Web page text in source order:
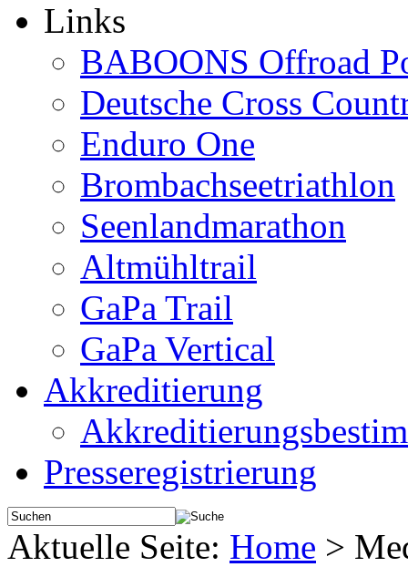
Links
BABOONS Offroad
Deutsche Cross
Enduro One
Brombachseetriathlon
Seenlandmarathon
Altmühltrail
GaPa Trail
GaPa Vertical
Akkreditierung
Presseregistrierung
Aktuelle Seite: Home >